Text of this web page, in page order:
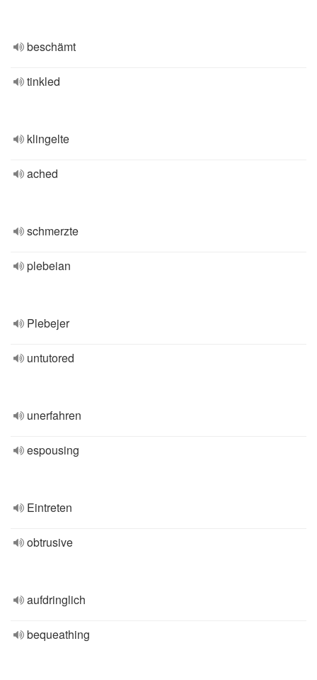
beschämt
tinkled
klingelte
ached
schmerzte
plebeian
Plebejer
untutored
unerfahren
espousing
Eintreten
obtrusive
aufdringlich
bequeathing